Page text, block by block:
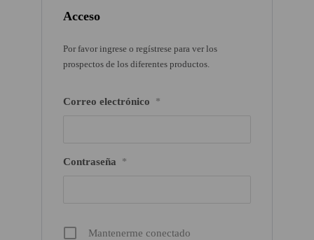
Acceso
Por favor ingrese o regístrese para ver los
prospectos de los diferentes productos.
Correo electrónico *
Contraseña *
Mantenerme conectado